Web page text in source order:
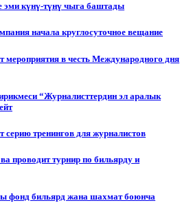
күнү-түнү чыга баштады
начала круглосуточное вещание
в честь Международного дня
“Журналисттердин эл аралык
тренингов для журналистов
проводит турнир по бильярду и
фонд бильярд жана шахмат боюнча